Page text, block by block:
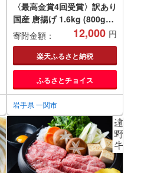
〈最高金賞4回受賞〉訳あり
国産 唐揚げ 1.6kg (800g×2
袋) 唐揚げ からあげ から揚
げ レンジ 冷凍 冷凍食品 お
弁当 弁当 おかず 惣菜 鶏も
も もも肉 鶏 簡単 便利 室根
からあげ 規格外 不揃い 味
付き 一関市 岩手県
寄附金額： 12,000 円
楽天ふるさと納税
ふるさとチョイス
岩手県 一関市